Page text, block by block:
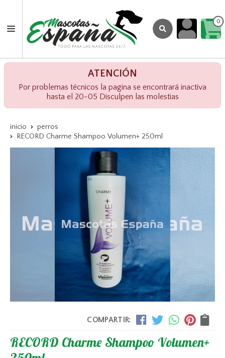
0
ATENCIÓN
Por problemas técnicos la pagina se encontrará inactiva
hasta el 20-05 Disculpen las molestias
inicio
perros
RECORD Charme Shampoo Volumen+ 250ml
COMPARTIR:
RECORD Charme Shampoo Volumen+